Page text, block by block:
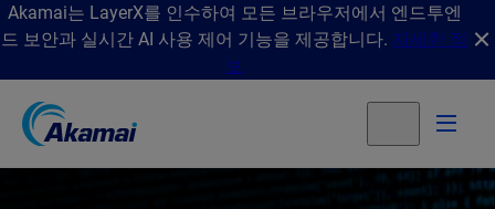
Akamai는 LayerX를 인수하여 모든 브라우저에서 엔드투엔
드 보안과 실시간 AI 사용 제어 기능을 제공합니다. 자세한 정
보